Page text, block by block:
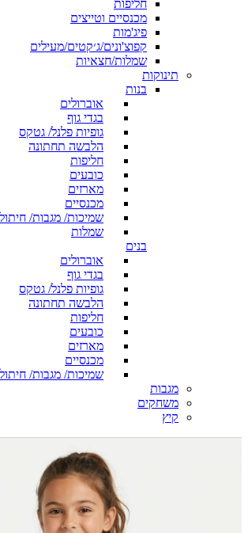
חליפות
מכנסיים וטייצים
פיג'מות
קפוצ'ונים/ג׳קטים/מעילים
שמלות/חצאיות
תינוקות
בנות
אוברולים
בגדי גוף
גופיות פלנל/ גטקס
הלבשה תחתונה
חליפות
כובעים
מארזים
מכנסיים
שמיכות/ מגבות/
שמלות
בנים
אוברולים
בגדי גוף
גופיות פלנל/ גטקס
הלבשה תחתונה
חליפות
כובעים
מארזים
מכנסיים
שמיכות/ מגבות/
מגבות
משחקים
קיץ